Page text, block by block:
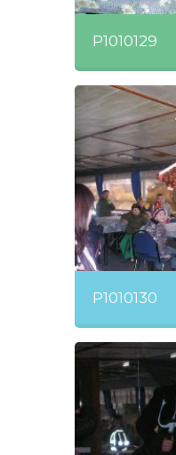
P1010129
P1010130